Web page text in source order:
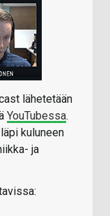
lähetetään
YouTubessa.
kuluneen
ja